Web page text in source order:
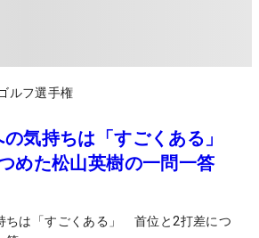
ルフ選手権
の気持ちは「すごくある」
めた松山英樹の一問一答
ちは「すごくある」 首位と2打差につ